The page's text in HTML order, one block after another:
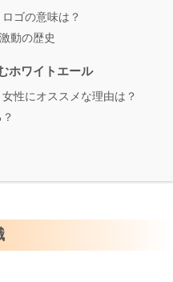
ゴの意味は？
動の歴史
ホワイトエール
性にオススメな理由は？